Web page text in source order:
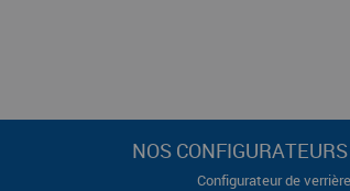
NOS CONFIGURATEURS
Configurateur de